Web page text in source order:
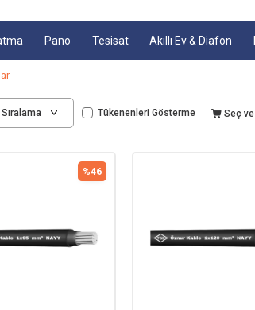
Pano Tesisat Akıllı Ev & Diafon
Tükenenleri Gösterme Seç
%46